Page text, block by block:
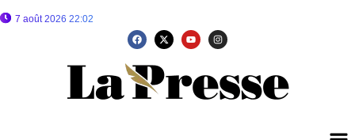
7 août 2026 22:02